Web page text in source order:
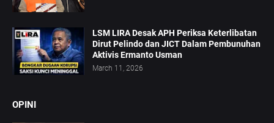
LSM LIRA Desak APH Periksa Keterlibatan
Dirut Pelindo dan JICT Dalam Pembunuhan
Aktivis Ermanto Usman
March 11, 2026
OPINI